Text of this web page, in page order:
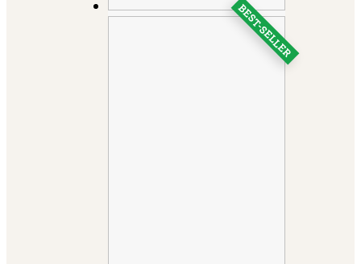
BEST-SELLER